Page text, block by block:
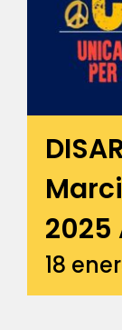
2025
18